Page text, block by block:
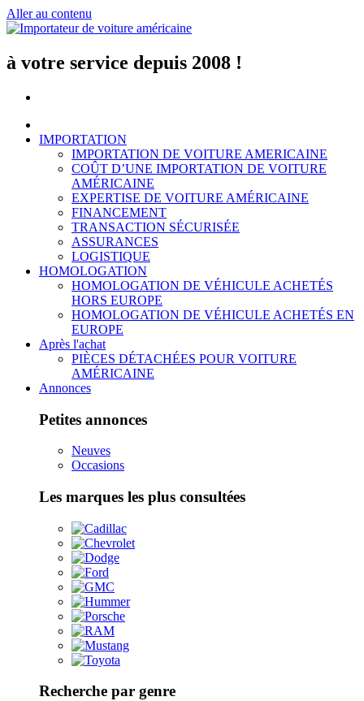
Aller au contenu
à votre service depuis 2008 !
IMPORTATION
IMPORTATION DE VOITURE AMERICAINE
COÛT D’UNE IMPORTATION DE VOITURE
AMÉRICAINE
EXPERTISE DE VOITURE AMÉRICAINE
FINANCEMENT
TRANSACTION SÉCURISÉE
ASSURANCES
LOGISTIQUE
HOMOLOGATION
HOMOLOGATION DE VÉHICULE ACHETÉS
HORS EUROPE
HOMOLOGATION DE VÉHICULE ACHETÉS EN
EUROPE
Après l'achat
PIÈCES DÉTACHÉES POUR VOITURE
AMÉRICAINE
Annonces
Petites annonces
Neuves
Occasions
Les marques les plus consultées
Recherche par genre